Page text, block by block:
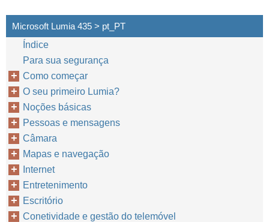
Microsoft Lumia 435 > pt_PT
Índice
Para sua segurança
Como começar
O seu primeiro Lumia?
Noções básicas
Pessoas e mensagens
Câmara
Mapas e navegação
Internet
Entretenimento
Escritório
Conetividade e gestão do telemóvel